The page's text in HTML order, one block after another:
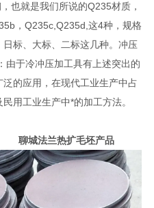
也就是我们所说的Q235材质，
，Q235c,Q235d,这4种，规格
标、大标、二标这几种。冲压
由于冷冲压加工具有上述突出的
的应用，在现代工业生产中占
用工业生产中*的加工方法。
聊城法兰热扩毛坯产品